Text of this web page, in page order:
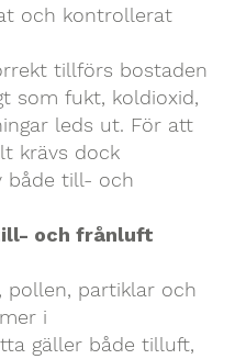
och kontrollerat
tillförs bostaden
som fukt, koldioxid,
leds ut. För att
krävs dock
både till- och
och frånluft
pollen, partiklar och
i
gäller både tilluft,